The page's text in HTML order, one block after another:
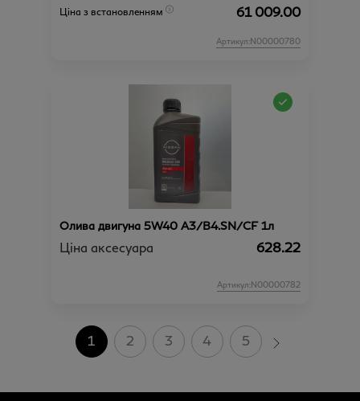
Ціна з встановленням 61 009.00
Артикул:N00000780
Олива двигуна 5W40 A3/B4.SN/CF 1л
Ціна аксесуара 628.22
Артикул:N00000782
1 2 3 4 5